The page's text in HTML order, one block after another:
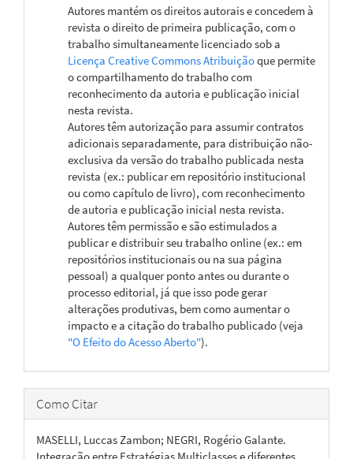
Autores mantém os direitos autorais e concedem à
revista o direito de primeira publicação, com o
trabalho simultaneamente licenciado sob a
Licença Creative Commons Atribuiçãoque permite
o compartilhamento do trabalho com
reconhecimento da autoria e publicação inicial
nesta revista.
Autores têm autorização para assumir contratos
adicionais separadamente, para distribuição não-
exclusiva da versão do trabalho publicada nesta
revista (ex.: publicar em repositório institucional
ou como capítulo de livro), com reconhecimento
de autoria e publicação inicial nesta revista.
Autores têm permissão e são estimulados a
publicar e distribuir seu trabalho online (ex.: em
repositórios institucionais ou na sua página
pessoal) a qualquer ponto antes ou durante o
processo editorial, já que isso pode gerar
alterações produtivas, bem como aumentar o
impacto e a citação do trabalho publicado (veja
"O Efeito do Acesso Aberto").
Como Citar
MASELLI, Luccas Zambon; NEGRI, Rogério Galante.
Integração entre Estratégias Multiclasses e diferentes